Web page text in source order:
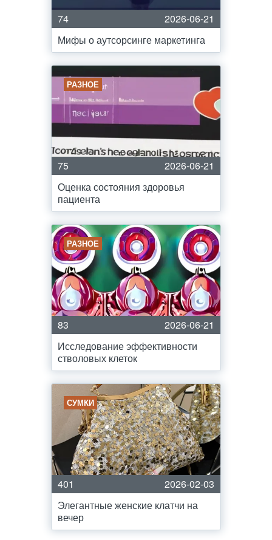
74
2026-06-21
Мифы о аутсорсинге маркетинга
РАЗНОЕ
75
2026-06-21
Оценка состояния здоровья
пациента
РАЗНОЕ
83
2026-06-21
Исследование эффективности
стволовых клеток
СУМКИ
401
2026-02-03
Элегантные женские клатчи на
вечер